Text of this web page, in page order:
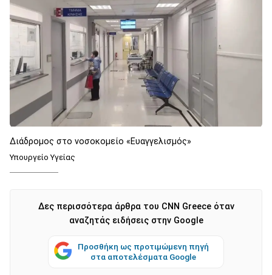
Διάδρομος στο νοσοκομείο «Ευαγγελισμός»
Υπουργείο Υγείας
Δες περισσότερα άρθρα του CNN Greece όταν
αναζητάς ειδήσεις στην Google
Προσθήκη ως προτιμώμενη πηγή
στα αποτελέσματα Google